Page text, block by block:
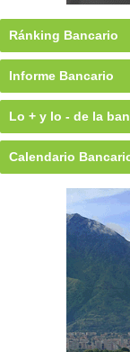
Ránking Bancario
Informe Bancario
Lo + y lo - de la
Calendario